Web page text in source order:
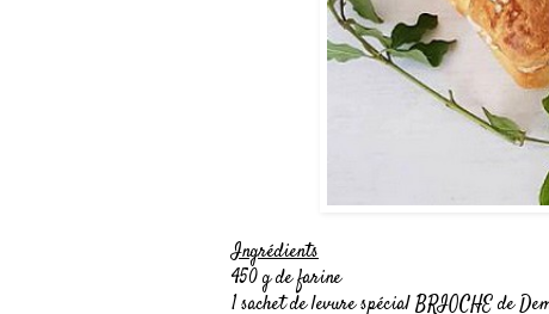
Ingrédients
450 g de farine
1 sachet de levure spécial BRIOCHE de